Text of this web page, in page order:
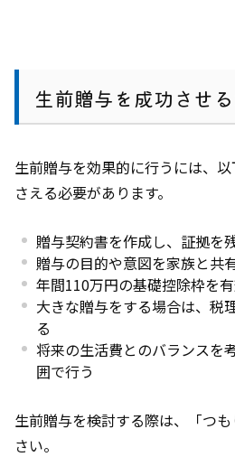
生前贈与を成功させ
生前贈与を効果的に行うには、
さえる必要があります。
贈与契約書を作成し、証拠を
贈与の目的や意図を家族と共
年間110万円の基礎控除枠を
大きな贈与をする場合は、税
る
将来の生活費とのバランスを
囲で行う
生前贈与を検討する際は、「つ
さい。